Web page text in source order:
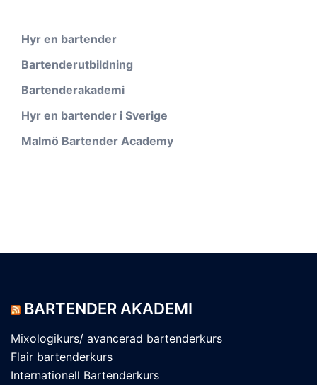
Hyr en bartender
Bartenderutbildning
Bartenderakademi
Hyr en bartender i Sverige
Malmö Bartender Academy
BARTENDER AKADEMI
Mixologikurs/ avancerad bartenderkurs
Flair bartenderkurs
Internationell Bartenderkurs​